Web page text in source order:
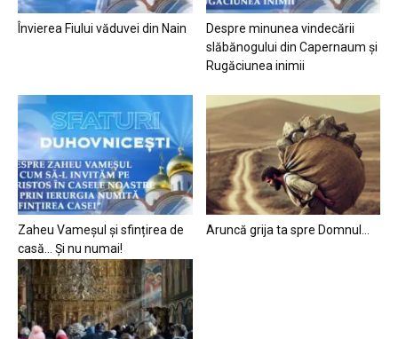
Învierea Fiului văduvei din Nain
Despre minunea vindecării
slăbănogului din Capernaum și
Rugăciunea inimii
Zaheu Vameșul și sfințirea de
casă… Și nu numai!
Aruncă grija ta spre Domnul…